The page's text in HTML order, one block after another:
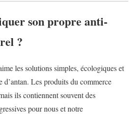
son propre anti-
?
les solutions simples, écologiques et
d’antan. Les produits du commerce
ils contiennent souvent des
pour nous et notre